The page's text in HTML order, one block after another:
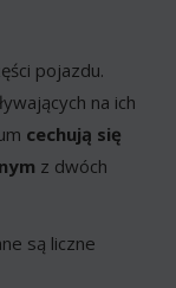
pojazdu.
na ich
cechują się
z dwóch
są liczne